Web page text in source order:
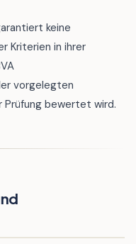
keine
Kriterien in ihrer
vorgelegten
Prüfung bewertet wird.